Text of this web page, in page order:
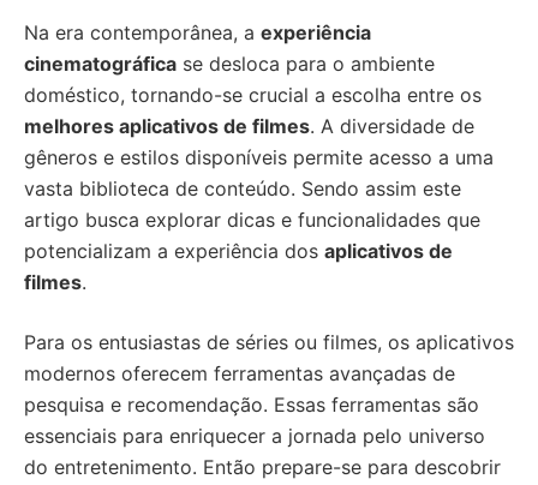
Na era contemporânea, a experiência
cinematográfica se desloca para o ambiente
doméstico, tornando-se crucial a escolha entre os
melhores aplicativos de filmes. A diversidade de
gêneros e estilos disponíveis permite acesso a uma
vasta biblioteca de conteúdo. Sendo assim este
artigo busca explorar dicas e funcionalidades que
potencializam a experiência dos aplicativos de
filmes.
Para os entusiastas de séries ou filmes, os aplicativos
modernos oferecem ferramentas avançadas de
pesquisa e recomendação. Essas ferramentas são
essenciais para enriquecer a jornada pelo universo
do entretenimento. Então prepare-se para descobrir